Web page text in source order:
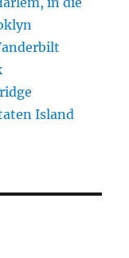
Island